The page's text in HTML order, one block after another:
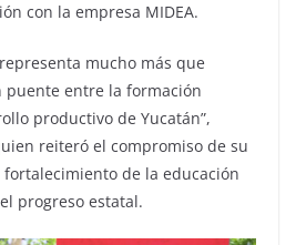
con la empresa MIDEA.
mucho más que
entre la formación
productivo de Yucatán”,
reiteró el compromiso de su
de la educación
progreso estatal.